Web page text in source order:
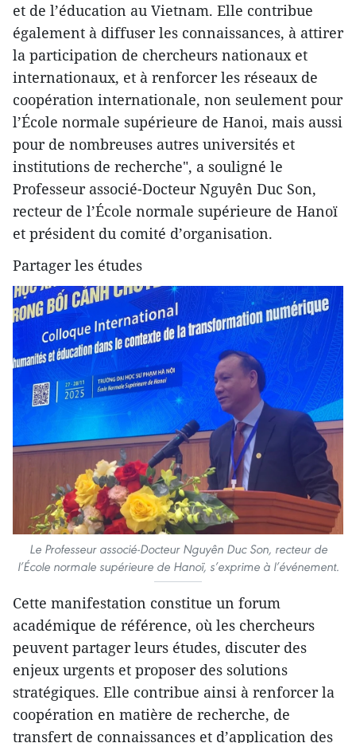
et de l’éducation au Vietnam. Elle contribue
également à diffuser les connaissances, à attirer
la participation de chercheurs nationaux et
internationaux, et à renforcer les réseaux de
coopération internationale, non seulement pour
l’École normale supérieure de Hanoi, mais aussi
pour de nombreuses autres universités et
institutions de recherche", a souligné le
Professeur associé-Docteur Nguyên Duc Son,
recteur de l’École normale supérieure de Hanoï
et président du comité d’organisation.
Partager les études
Le Professeur associé-Docteur Nguyên Duc Son, recteur de
l’École normale supérieure de Hanoï, s’exprime à l’événement.
Cette manifestation constitue un forum
académique de référence, où les chercheurs
peuvent partager leurs études, discuter des
enjeux urgents et proposer des solutions
stratégiques. Elle contribue ainsi à renforcer la
coopération en matière de recherche, de
transfert de connaissances et d’application des